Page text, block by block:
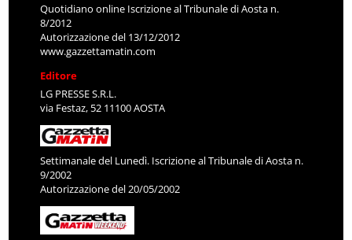
Quotidiano online Iscrizione al Tribunale di Aosta n.
8/2012
Autorizzazione del 13/12/2012
www.gazzettamatin.com
Editore
LG PRESSE S.R.L.
via Festaz, 52 11100 AOSTA
Settimanale del Lunedì. Iscrizione al Tribunale di Aosta n.
9/2002
Autorizzazione del 20/05/2002